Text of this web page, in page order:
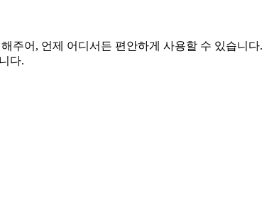
주어, 언제 어디서든 편안하게 사용할 수 있습니다.
다.